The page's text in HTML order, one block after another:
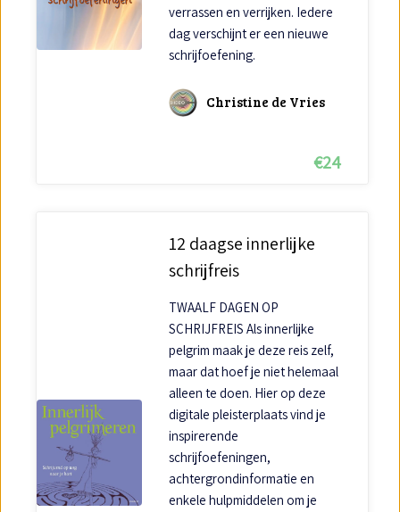
verrassen en verrijken. Iedere
dag verschijnt er een nieuwe
schrijfoefening.
Christine de Vries
€24
12 daagse innerlijke
schrijfreis
TWAALF DAGEN OP
SCHRIJFREIS Als innerlijke
pelgrim maak je deze reis zelf,
maar dat hoef je niet helemaal
alleen te doen. Hier op deze
digitale pleisterplaats vind je
inspirerende
schrijfoefeningen,
achtergrondinformatie en
enkele hulpmiddelen om je